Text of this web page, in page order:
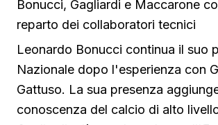
Bonucci, Gagliardi e Maccarone
reparto dei collaboratori tecnici
Leonardo Bonucci continua il suo
Nazionale dopo l'esperienza con
Gattuso. La sua presenza
conoscenza del calcio di alto